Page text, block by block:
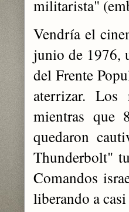
militarista"
Vendría el
junio de 1976,
del Frente
aterrizar. Los
mientras que
quedaron
Thunderbolt"
Comandos
liberando a